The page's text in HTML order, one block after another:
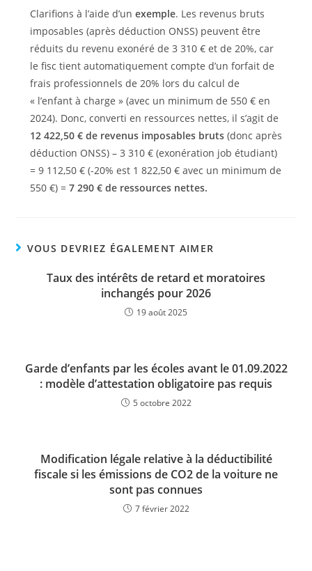
Clarifions à l’aide d’un exemple. Les revenus bruts
imposables (après déduction ONSS) peuvent être
réduits du revenu exonéré de 3 310 € et de 20%, car
le fisc tient automatiquement compte d’un forfait de
frais professionnels de 20% lors du calcul de
« l’enfant à charge » (avec un minimum de 550 € en
2024). Donc, converti en ressources nettes, il s’agit de
12 422,50 € de revenus imposables bruts (donc après
déduction ONSS) – 3 310 € (exonération job étudiant)
= 9 112,50 € (-20% est 1 822,50 € avec un minimum de
550 €) = 7 290 € de ressources nettes.
VOUS DEVRIEZ ÉGALEMENT AIMER
Taux des intérêts de retard et moratoires
inchangés pour 2026
19 août 2025
Garde d’enfants par les écoles avant le 01.09.2022
: modèle d’attestation obligatoire pas requis
5 octobre 2022
Modification légale relative à la déductibilité
fiscale si les émissions de CO2 de la voiture ne
sont pas connues
7 février 2022